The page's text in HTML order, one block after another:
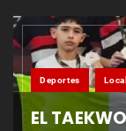
Deportes
EL